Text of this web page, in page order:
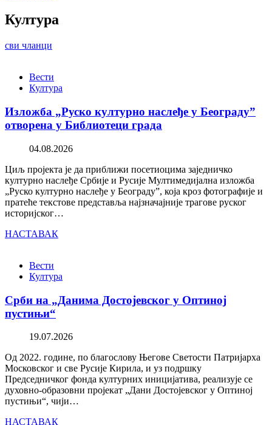
Култура
сви чланци
Вести
Култура
Изложба „Руско културно наслеђе у Београду”
отворена у Библиотеци града
04.08.2026
Циљ пројекта је да приближи посетиоцима заједничко
културно наслеђе Србије и Русије Мултимедијална изложба
„Руско културно наслеђе у Београду”, која кроз фотографије и
пратеће текстове представља најзначајније трагове руског
историјског…
НАСТАВАК
Вести
Култура
Срби на „Данима Достојевског у Оптиној
пустињи“
19.07.2026
Од 2022. године, по благослову Његове Светости Патријарха
Московског и све Русије Кирила, и уз подршку
Председничког фонда културних иницијатива, реализује се
духовно-образовни пројекат „Дани Достојевског у Оптиној
пустињи“, чији…
НАСТАВАК